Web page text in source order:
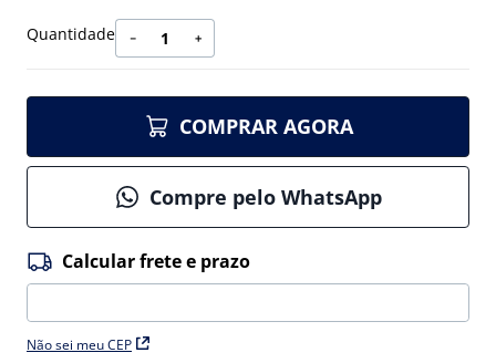
Quantidade ＋
－
COMPRAR AGORA
Compre pelo WhatsApp
Não sei meu CEP